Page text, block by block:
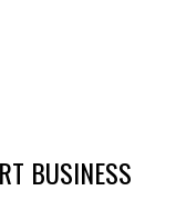
BUSINESS